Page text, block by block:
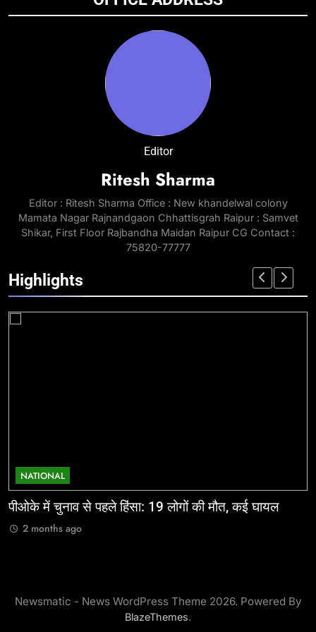
Editor
Ritesh Sharma
Editor : Ritesh Sharma Office : New khandelwal colony
Mamata Nagar Rajnandgaon Chhattisgrah Raipur : Samvet
Shikar, First Floor Rajbandha Maidan Raipur CG Contact :
75820-77777
Highlights
NATIONAL
पीओके में चुनाव से पहले हिंसा: 19 लोगों की मौत, कई घायल
2 months ago
Newsmatic - News WordPress Theme 2026. Powered By
BlazeThemes.